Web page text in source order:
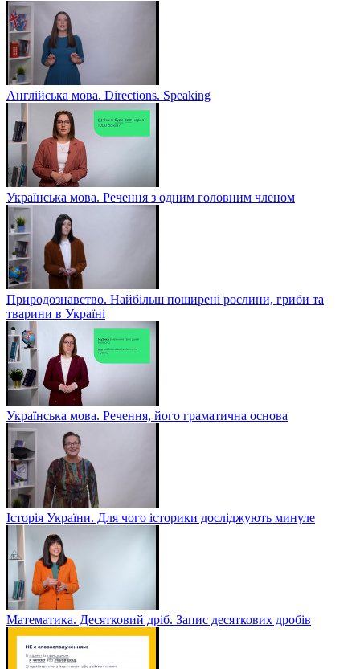
Англійська мова. Directions. Speaking
Українська мова. Речення з одним головним членом
Природознавство. Найбільш поширені рослини, гриби та
тварини в Україні
Українська мова. Речення, його граматична основа
Історія України. Для чого історики досліджують минуле
Математика. Десятковий дріб. Запис десяткових дробів